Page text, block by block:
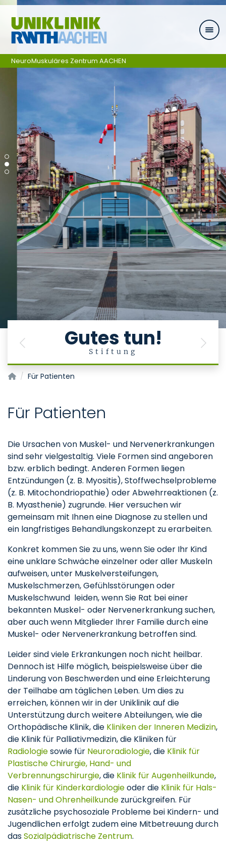
Zum Inhalt springen
Gutes tun!
Stiftung
Previous Next
NeuroMuskuläres Zentrum AACHEN
NeuroMuskuläres Zentrum AACHEN
Für Patienten
Für Patienten
Die Ursachen von Muskel- und Nervenerkrankungen
sind sehr vielgestaltig. Viele Formen sind angeboren
bzw. erblich bedingt. Anderen Formen liegen
Entzündungen (z. B. Myositis), Stoffwechselprobleme
(z. B. Mitochondriopathie) oder Abwehrreaktionen (z.
B. Myasthenie) zugrunde. Hier versuchen wir
gemeinsam mit Ihnen eine Diagnose zu stellen und
ein langfristiges Behandlungskonzept zu erarbeiten.
Konkret kommen Sie zu uns, wenn Sie oder Ihr Kind
eine unklare Schwäche einzelner oder aller Muskeln
aufweisen, unter Muskelversteifungen,
Muskelschmerzen, Gefühlsstörungen oder
Muskelschwund leiden, wenn Sie Rat bei einer
bekannten Muskel- oder Nervenerkrankung suchen,
aber auch wenn Mitglieder Ihrer Familie durch eine
Muskel- oder Nervenerkrankung betroffen sind.
Leider sind viele Erkrankungen noch nicht heilbar.
Dennoch ist Hilfe möglich, beispielsweise über die
Linderung von Beschwerden und eine Erleichterung
der Teilhabe am täglichen Leben. Um dies zu
erreichen, können wir in der Uniklinik auf die
Unterstützung durch weitere Abteilungen, wie die
Orthopädische Klinik, die Kliniken der Inneren Medizin,
die Klinik für Palliativmedizin, die Kliniken für
Radiologiesowie für Neuroradiologie, die Klinik für
Plastische Chirurgie, Hand- und
Verbrennungschirurgie, die Klinik für Augenheilkunde,
die Klinik für Kinderkardiologieoder die Klinik für Hals-
Nasen- und Ohrenheilkunde zurückgreifen. Für
zusätzliche psychosoziale Probleme bei Kindern- und
Jugendlichen erfolgt zudem eine Mitbetreuung durch
dasSozialpädiatrische Zentrum.